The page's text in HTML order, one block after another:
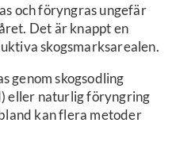
och föryngras ungefär
Det är knappt en
skogsmarksarealen.
genom skogsodling
eller naturlig föryngring
kan flera metoder